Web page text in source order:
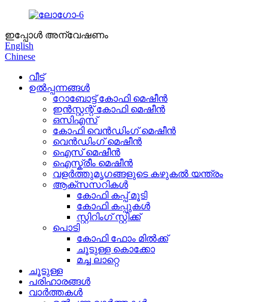
ഇപ്പോൾ അന്വേഷണം
English
Chinese
വീട്
ഉൽപ്പന്നങ്ങൾ
റോബോട്ട് കോഫി മെഷീൻ
ഇൻസ്റ്റന്റ് കോഫി മെഷീൻ
ഒസിഎസ്
കോഫി വെൻഡിംഗ് മെഷീൻ
വെൻഡിംഗ് മെഷീൻ
ഐസ് മെഷീൻ
ഐസ്ക്രീം മെഷീൻ
വളർത്തുമൃഗങ്ങളുടെ കഴുകൽ യന്ത്രം
ആക്‌സസറികൾ
കോഫി കപ്പ് മൂടി
കോഫി കപ്പുകൾ
സ്റ്റിറിംഗ് സ്റ്റിക്ക്
പൊടി
കോഫി ഫോം മിൽക്ക്
ചൂടുള്ള കൊക്കോ
മച്ച ലാറ്റെ
ചൂടുള്ള
പരിഹാരങ്ങൾ
വാർത്തകൾ